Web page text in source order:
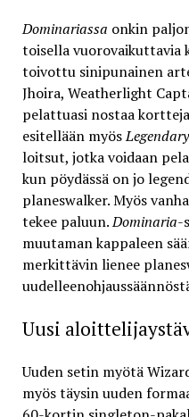
Dominariassa onkin
toisella vuorovaikuttavia
toivottu sinipunainen
Jhoira, Weatherlight
pelattuasi nostaa
esitellään myös
loitsut, jotka voidaan
kun pöydässä on jo
planeswalker. Myös
tekee paluun.Dominaria-
muutaman kappaleen
merkittävin lienee
Uusi
Uuden setin myötä
myös täysin uuden